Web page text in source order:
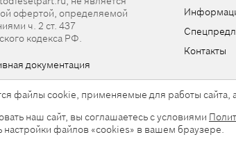
офертой, определяемой
ч. 2 ст. 437
кодекса РФ.
документация
Контакты
«АвтоДизельПарт». Все права защищены.
файлы cookie, применяемые для работы
наш сайт, вы соглашаетесь с условиями
файлов «cookies» в вашем браузере.